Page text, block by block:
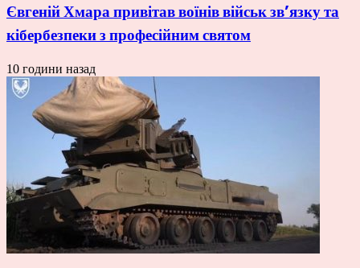
Євгеній Хмара привітав воїнів військ зв’язку та
кібербезпеки з професійним святом
10 години назад